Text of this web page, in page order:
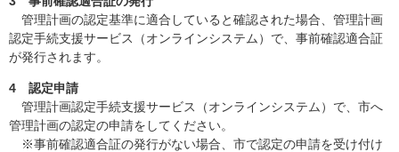
管理計画の認定基準に適合していると確認された場合、管理計画
認定手続支援サービス（オンラインシステム）で、事前確認適合証
が発行されます。
4 認定申請
管理計画認定手続支援サービス（オンラインシステム）で、市へ
管理計画の認定の申請をしてください。
※事前確認適合証の発行がない場合、市で認定の申請を受け付け